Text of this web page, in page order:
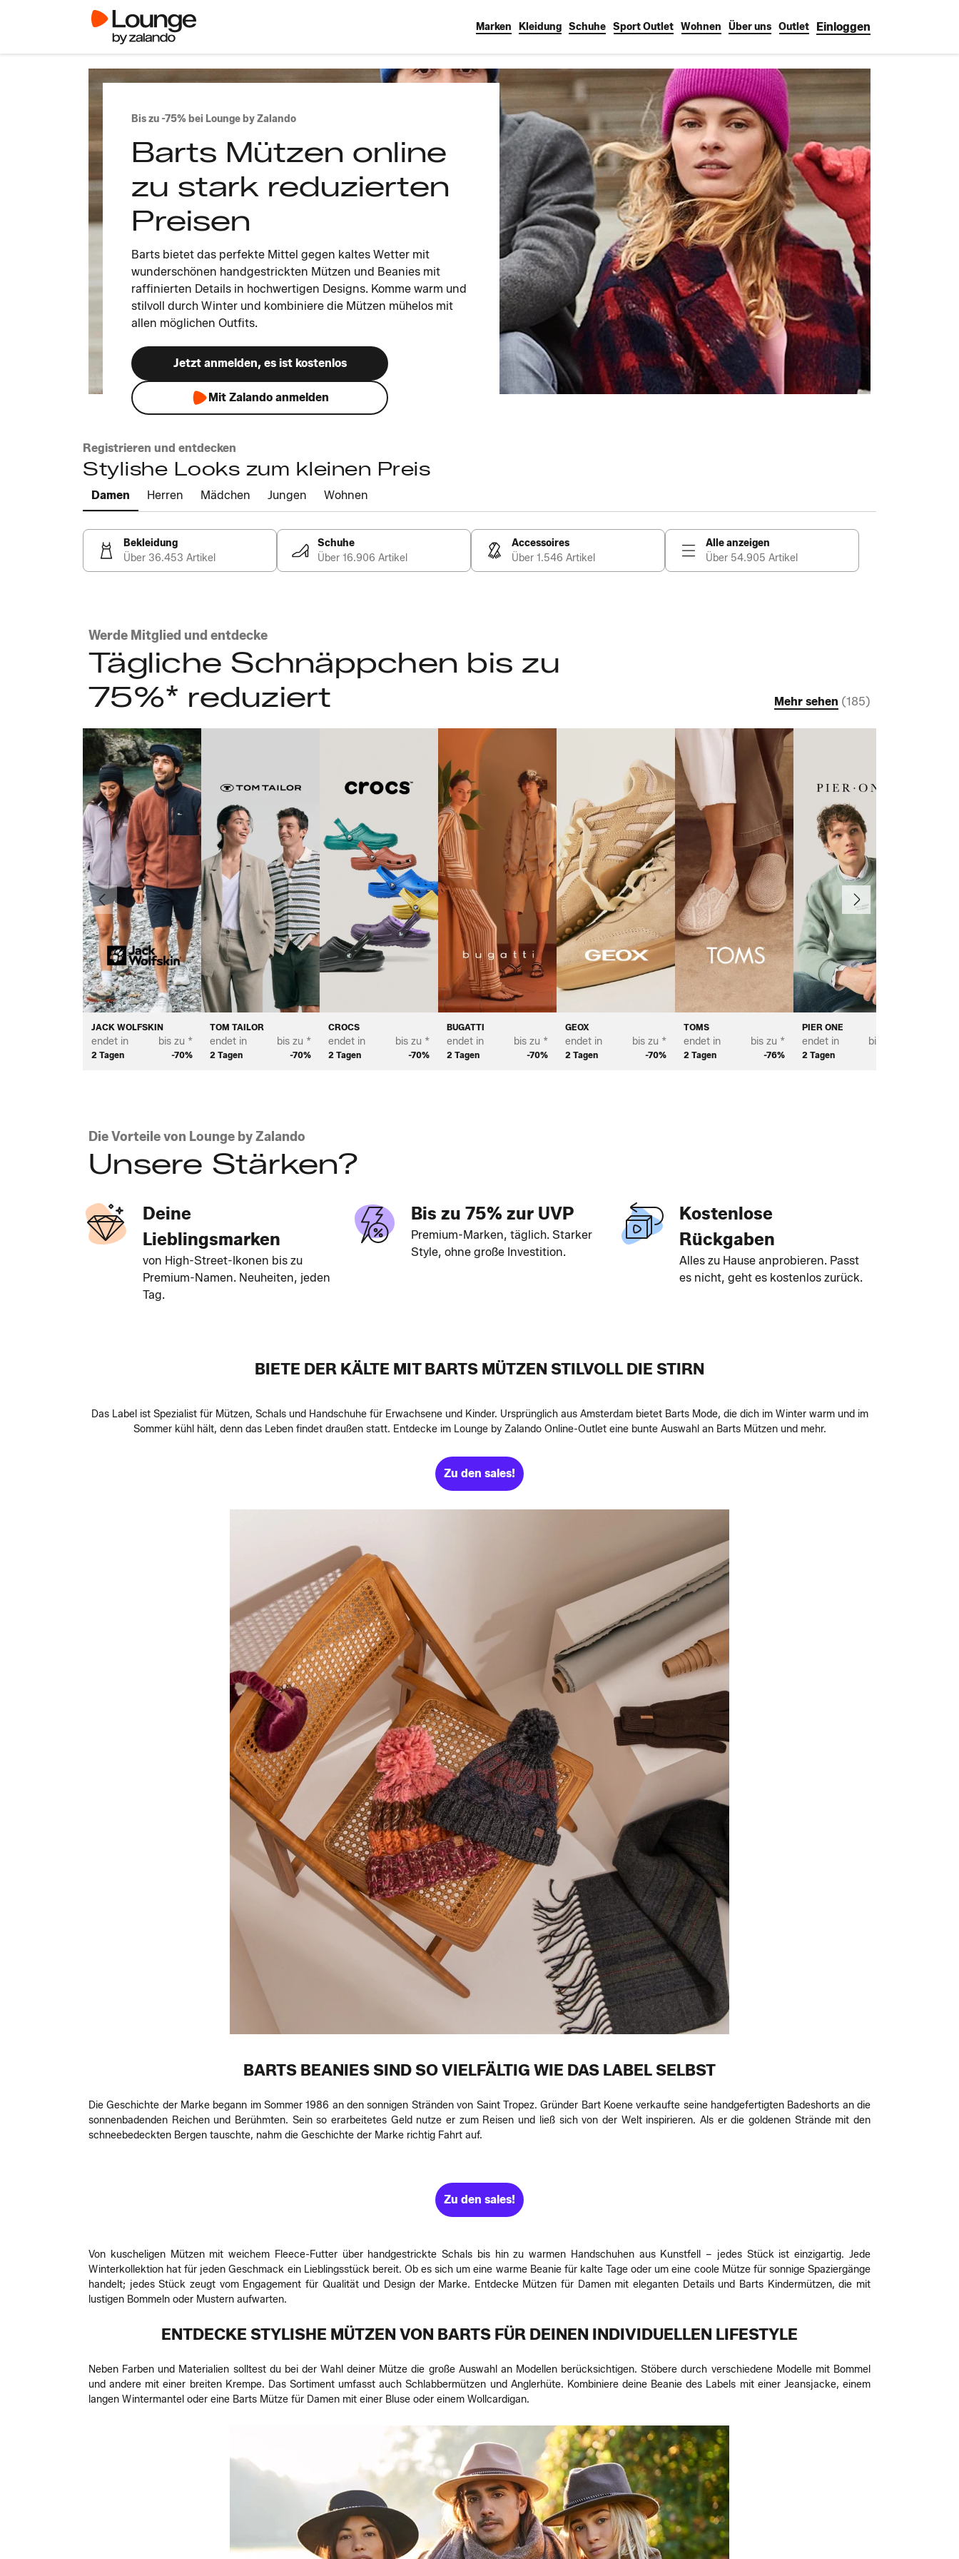
Marken Kleidung Schuhe Sport Outlet Wohnen Über uns Outlet Einloggen
Bis zu -75% bei Lounge by Zalando
Barts Mützen online
zu stark reduzierten
Preisen
Barts bietet das perfekte Mittel gegen kaltes Wetter mit
wunderschönen handgestrickten Mützen und Beanies mit
raffinierten Details in hochwertigen Designs. Komme warm und
stilvoll durch Winter und kombiniere die Mützen mühelos mit
allen möglichen Outfits.
Jetzt anmelden, es ist kostenlos
Mit Zalando anmelden
Registrieren und entdecken
Stylishe Looks zum kleinen Preis
Damen Herren Mädchen Jungen Wohnen
Bekleidung
Über 36.453 Artikel
Schuhe
Über 16.906 Artikel
Accessoires
Über 1.546 Artikel
Alle anzeigen
Über 54.905 Artikel
Werde Mitglied und entdecke
Tägliche Schnäppchen bis zu
75%* reduziert
Mehr sehen (185)
JACK WOLFSKIN
endet in
2 Tagen
bis zu *
-70%
TOM TAILOR
endet in
2 Tagen
bis zu *
-70%
CROCS
endet in
2 Tagen
bis zu *
-70%
BUGATTI
endet in
2 Tagen
bis zu *
-70%
GEOX
endet in
2 Tagen
bis zu *
-70%
TOMS
endet in
2 Tagen
bis zu *
-76%
PIER ONE
endet in
2 Tagen
bis zu *
Vorherige Weiter
Die Vorteile von Lounge by Zalando
Unsere Stärken?
Deine
Lieblingsmarken
von High-Street-Ikonen bis zu
Premium-Namen. Neuheiten, jeden
Tag.
Bis zu 75% zur UVP
Premium-Marken, täglich. Starker
Style, ohne große Investition.
Kostenlose
Rückgaben
Alles zu Hause anprobieren. Passt
es nicht, geht es kostenlos zurück.
BIETE DER KÄLTE MIT BARTS MÜTZEN STILVOLL DIE STIRN
Das Label ist Spezialist für Mützen, Schals und Handschuhe für Erwachsene und Kinder. Ursprünglich aus Amsterdam bietet Barts Mode, die dich im Winter warm und im
Sommer kühl hält, denn das Leben findet draußen statt. Entdecke im Lounge by Zalando Online-Outlet eine bunte Auswahl an Barts Mützen und mehr.
Zu den sales!
BARTS BEANIES SIND SO VIELFÄLTIG WIE DAS LABEL SELBST
Die Geschichte der Marke begann im Sommer 1986 an den sonnigen Stränden von Saint Tropez. Gründer Bart Koene verkaufte seine handgefertigten Badeshorts an die
sonnenbadenden Reichen und Berühmten. Sein so erarbeitetes Geld nutze er zum Reisen und ließ sich von der Welt inspirieren. Als er die goldenen Strände mit den
schneebedeckten Bergen tauschte, nahm die Geschichte der Marke richtig Fahrt auf.
Zu den sales!
Von kuscheligen Mützen mit weichem Fleece-Futter über handgestrickte Schals bis hin zu warmen Handschuhen aus Kunstfell – jedes Stück ist einzigartig. Jede
Winterkollektion hat für jeden Geschmack ein Lieblingsstück bereit. Ob es sich um eine warme Beanie für kalte Tage oder um eine coole Mütze für sonnige Spaziergänge
handelt; jedes Stück zeugt vom Engagement für Qualität und Design der Marke. Entdecke Mützen für Damen mit eleganten Details und Barts Kindermützen, die mit
lustigen Bommeln oder Mustern aufwarten.
ENTDECKE STYLISHE MÜTZEN VON BARTS FÜR DEINEN INDIVIDUELLEN LIFESTYLE
Neben Farben und Materialien solltest du bei der Wahl deiner Mütze die große Auswahl an Modellen berücksichtigen. Stöbere durch verschiedene Modelle mit Bommel
und andere mit einer breiten Krempe. Das Sortiment umfasst auch Schlabbermützen und Anglerhüte. Kombiniere deine Beanie des Labels mit einer Jeansjacke, einem
langen Wintermantel oder eine Barts Mütze für Damen mit einer Bluse oder einem Wollcardigan.